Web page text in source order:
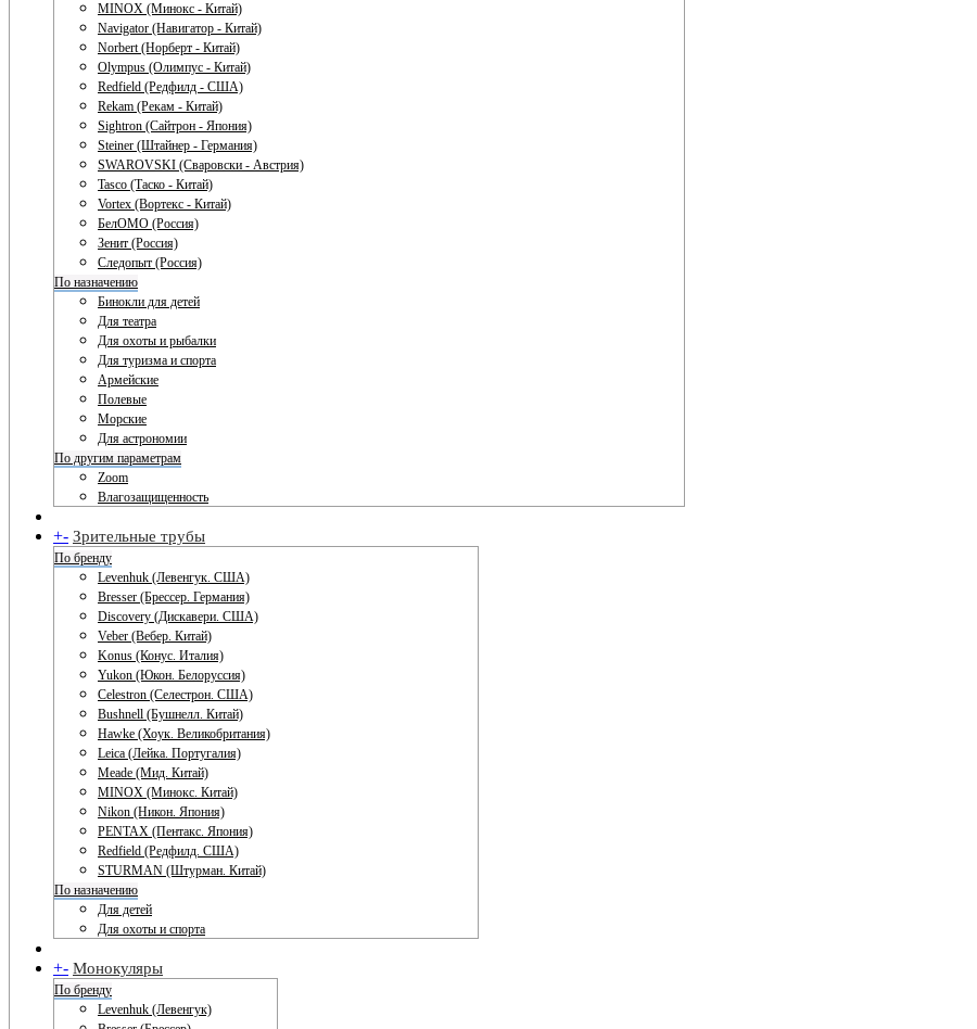
MINOX (Минокс - Китай)
Navigator (Навигатор - Китай)
Norbert (Норберт - Китай)
Olympus (Олимпус - Китай)
Redfield (Редфилд - США)
Rekam (Рекам - Китай)
Sightron (Сайтрон - Япония)
Steiner (Штайнер - Германия)
SWAROVSKI (Сваровски - Австрия)
Tasco (Таско - Китай)
Vortex (Вортекс - Китай)
БелОМО (Россия)
Зенит (Россия)
Следопыт (Россия)
По назначению
Бинокли для детей
Для театра
Для охоты и рыбалки
Для туризма и спорта
Армейские
Полевые
Морские
Для астрономии
По другим параметрам
Zoom
Влагозащищенность
+- Зрительные трубы
По бренду
Levenhuk (Левенгук. США)
Bresser (Брессер. Германия)
Discovery (Дискавери. США)
Veber (Вебер. Китай)
Konus (Конус. Италия)
Yukon (Юкон. Белоруссия)
Celestron (Селестрон. США)
Bushnell (Бушнелл. Китай)
Hawke (Хоук. Великобритания)
Leica (Лейка. Португалия)
Meade (Мид. Китай)
MINOX (Минокс. Китай)
Nikon (Никон. Япония)
PENTAX (Пентакс. Япония)
Redfield (Редфилд. США)
STURMAN (Штурман. Китай)
По назначению
Для детей
Для охоты и спорта
+- Монокуляры
По бренду
Levenhuk (Левенгук)